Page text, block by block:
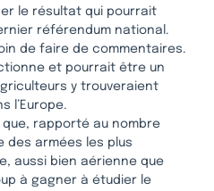
le résultat qui pourrait
référendum national.
de faire de commentaires.
et pourrait être un
y trouveraient
l’Europe.
rapporté au nombre
des armées les plus
aussi bien aérienne que
à gagner à étudier le